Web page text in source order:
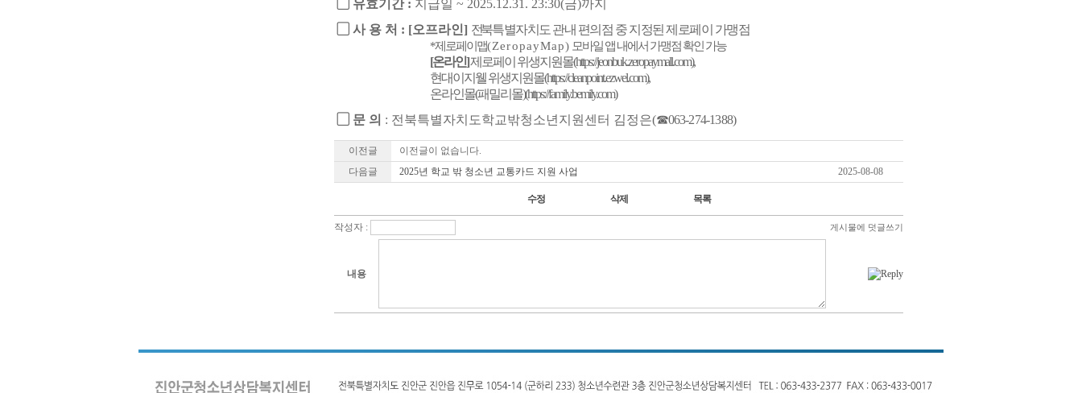
유효기간 : 지급일 ~ 2025.12.31. 23:30(금)까지
사 용 처 : [오프라인] 전북특별자치도 관내 편의점 중 지정된 제로페이 가맹점
*제로페이맵(ZeropayMap) 모바일 앱 내에서 가맹점 확인 가능
[온라인]제로페이 위생지원몰(https://jeonbuk.zeropaymall.com),
현대이지웰 위생지원몰(https://cleanpoint.ezwel.com),
온라인몰(패밀리몰)(https://family.bemily.com)
문 의 : 전북특별자치도학교밖청소년지원센터 김정은(☎063-274-1388)
이전글
이전글이 없습니다.
다음글
2025년 학교 밖 청소년 교통카드 지원 사업 2025-08-08
작성자 : 게시물에 덧글쓰기
내용